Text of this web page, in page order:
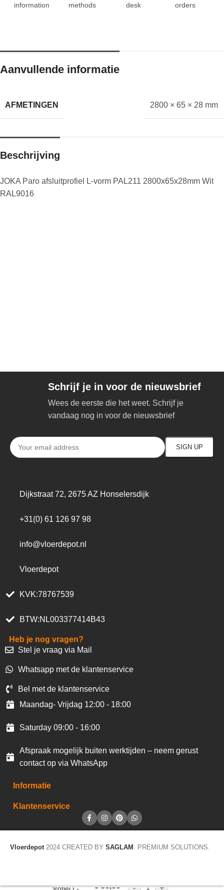
information
methods
desk
orders
Aanvullende informatie
AFMETINGEN 2800 × 65 × 28 mm
Beschrijving
JOKA Paro afsluitprofiel L-vorm PAL211 2800x65x28mm Wit
RAL9016
Schrijf je in voor de nieuwsbrief
Wees de eerste die het weet. Schrijf je
vandaag nog in voor de nieuwsbrief
Dijkstraat 72, 2675 AZ Honselersdijk
+31(0) 61 126 97 98
info@vloerdepot.nl
Vloerdepot
KVK:78767539
BTW:NL003377414B43
Heb je nog vragen?
Stel je vraag via Mail
Whatsapp met de klantenservice
Bel met de klantenservice
Maandag- Vrijdag 12:00 - 18:00
Saturday 09:00 - 16:00
Afspraak mogelijk buiten werktijden – neem gerust
contact op via WhatsApp
Informatie
Klantenservice
Vloerdepot 2024 CREATED BY SAGLAM . PREMIUM SOLUTIONS.
afsluitprofiel L-
€86,80 - +